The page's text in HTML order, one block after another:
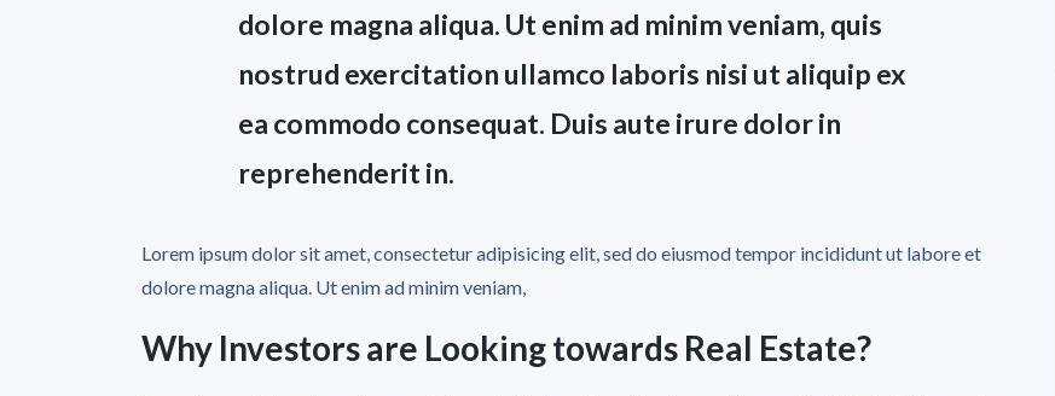
dolore magna aliqua. Ut enim ad minim veniam, quis
nostrud exercitation ullamco laboris nisi ut aliquip ex
ea commodo consequat. Duis aute irure dolor in
reprehenderit in.
Lorem ipsum dolor sit amet, consectetur adipisicing elit, sed do eiusmod tempor incididunt ut labore et
dolore magna aliqua. Ut enim ad minim veniam,
Why Investors are Looking towards Real Estate?